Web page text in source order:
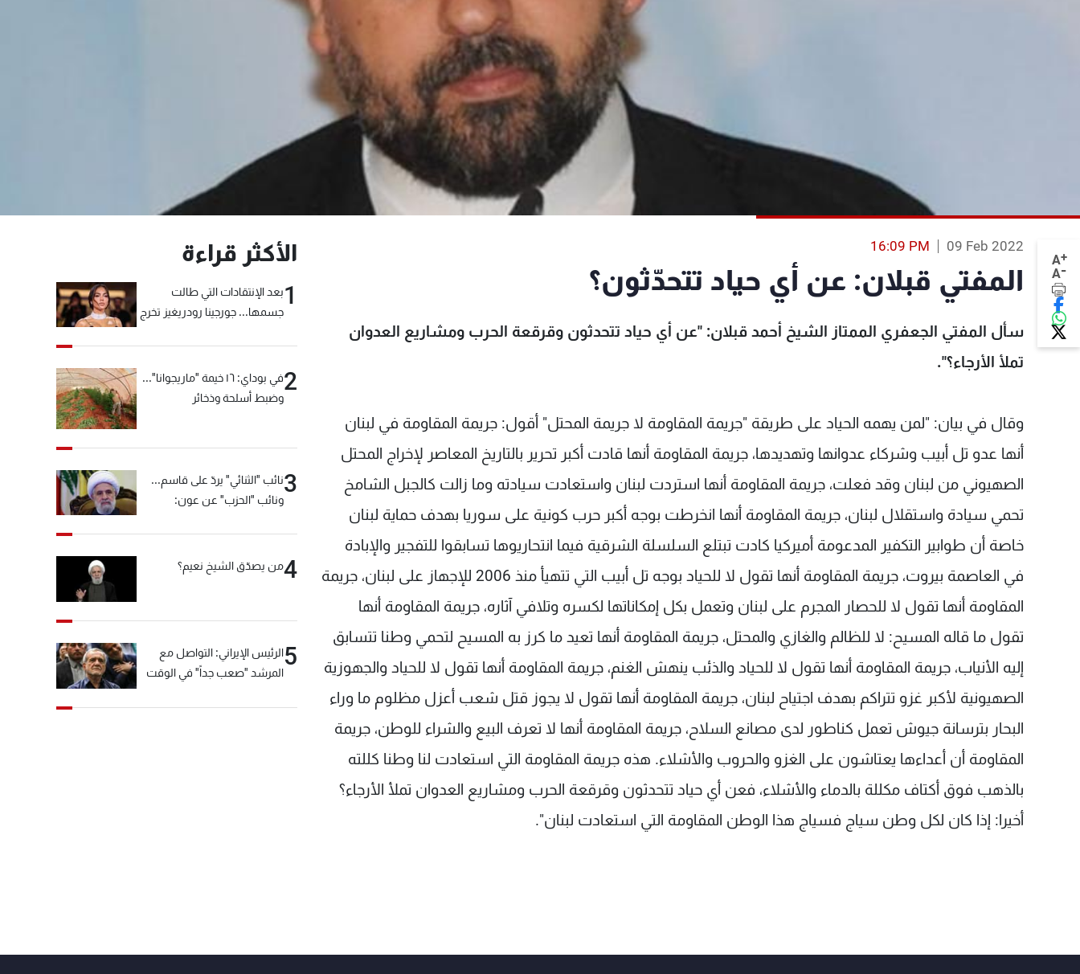
A+
A-
09 Feb 2022
16:09 PM
المفتي قبلان: عن أي حياد تتحدّثون؟
سأل المفتي الجعفري الممتاز الشيخ أحمد قبلان: "عن أي حياد تتحدثون وقرقعة الحرب ومشاريع العدوان
تملأ الأرجاء؟".
وقال في بيان: "لمن يهمه الحياد على طريقة "جريمة المقاومة لا جريمة المحتل" أقول: جريمة المقاومة في لبنان
أنها عدو تل أبيب وشركاء عدوانها وتهديدها، جريمة المقاومة أنها قادت أكبر تحرير بالتاريخ المعاصر لإخراج المحتل
الصهيوني من لبنان وقد فعلت، جريمة المقاومة أنها استردت لبنان واستعادت سيادته وما زالت كالجبل الشامخ
تحمي سيادة واستقلال لبنان، جريمة المقاومة أنها انخرطت بوجه أكبر حرب كونية على سوريا بهدف حماية لبنان
خاصة أن طوابير التكفير المدعومة أميركيا كادت تبتلع السلسلة الشرقية فيما انتحاريوها تسابقوا للتفجير والإبادة
في العاصمة بيروت، جريمة المقاومة أنها تقول لا للحياد بوجه تل أبيب التي تتهيأ منذ 2006 للإجهاز على لبنان، جريمة
المقاومة أنها تقول لا للحصار المجرم على لبنان وتعمل بكل إمكاناتها لكسره وتلافي آثاره، جريمة المقاومة أنها
تقول ما قاله المسيح: لا للظالم والغازي والمحتل، جريمة المقاومة أنها تعيد ما كرز به المسيح لتحمي وطنا تتسابق
إليه الأنياب، جريمة المقاومة أنها تقول لا للحياد والذئب ينهش الغنم، جريمة المقاومة أنها تقول لا للحياد والجهوزية
الصهيونية لأكبر غزو تتراكم بهدف اجتياح لبنان، جريمة المقاومة أنها تقول لا يجوز قتل شعب أعزل مظلوم ما وراء
البحار بترسانة جيوش تعمل كناطور لدى مصانع السلاح، جريمة المقاومة أنها لا تعرف البيع والشراء للوطن، جريمة
المقاومة أن أعداءها يعتاشون على الغزو والحروب والأشلاء. هذه جريمة المقاومة التي استعادت لنا وطنا كللته
بالذهب فوق أكتاف مكللة بالدماء والأشلاء، فعن أي حياد تتحدثون وقرقعة الحرب ومشاريع العدوان تملأ الأرجاء؟
أخيرا: إذا كان لكل وطن سياج فسياج هذا الوطن المقاومة التي استعادت لبنان".
الأكثر قراءة
1بعد الإنتقادات التي طالت
جسمها... جورجينا رودريغيز تخرج
2
في بوداي: ١٦ خيمة "ماريجوانا"...
وضبط أسلحة وذخائر
3نائب "الثنائي" يردّ على قاسم...
ونائب "الحزب" عن عون:
4من يصدّق الشيخ نعيم؟
5الرئيس الإيراني: التواصل مع
المرشد "صعب جداً" في الوقت